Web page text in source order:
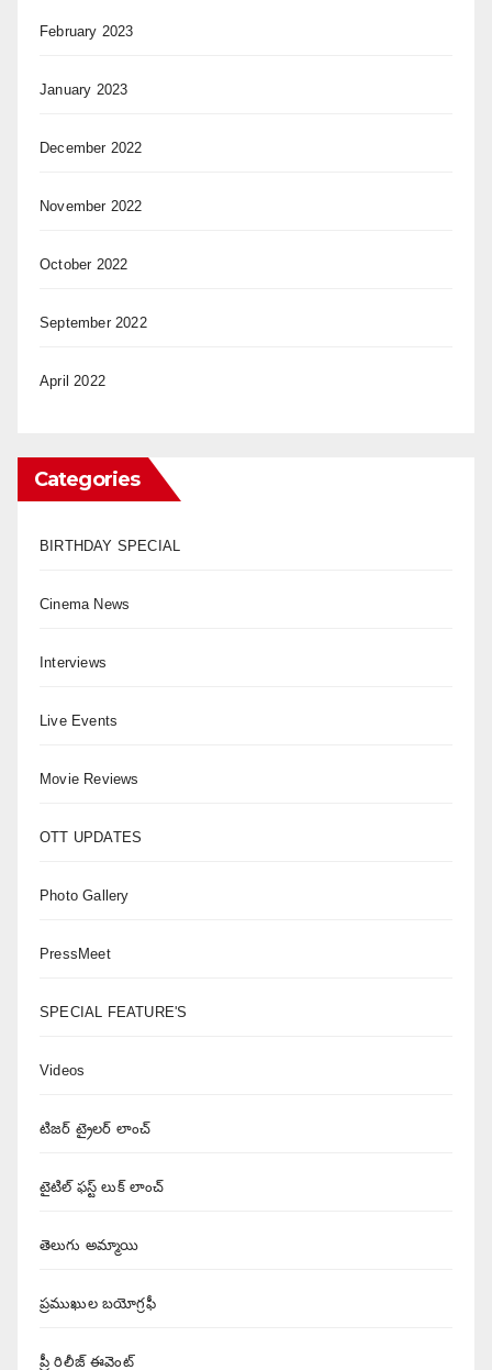
February 2023
January 2023
December 2022
November 2022
October 2022
September 2022
April 2022
Categories
BIRTHDAY SPECIAL
Cinema News
Interviews
Live Events
Movie Reviews
OTT UPDATES
Photo Gallery
PressMeet
SPECIAL FEATURE'S
Videos
టిజర్ ట్రైలర్ లాంచ్
టైటిల్ ఫస్ట్ లుక్ లాంచ్
తెలుగు అమ్మాయి
ప్రముఖుల బయోగ్రఫీ
ప్రీ రిలీజ్ ఈవెంట్